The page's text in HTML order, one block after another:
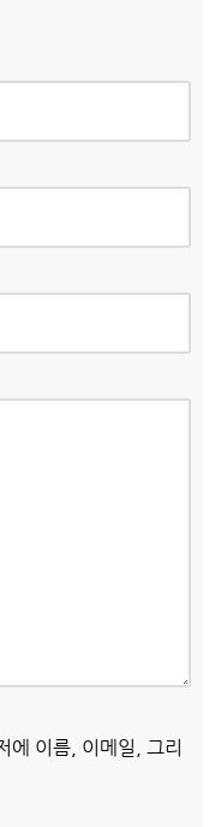
에 이름, 이메일, 그리